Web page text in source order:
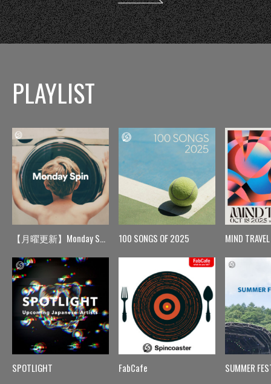
PLAYLIST
【月曜更新】Monday Spin
SPOTLIGHT
100 SONGS OF 2025
FabCafe
MIND TRAVEL
SUMMER